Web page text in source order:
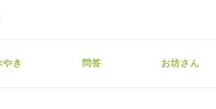
やき 問答 お坊さん